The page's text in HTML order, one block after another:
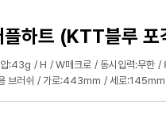
하트 (KTT블루 포
:43g H W매크로 동시입력:무한
브러쉬 가로:443mm 세로:145mm